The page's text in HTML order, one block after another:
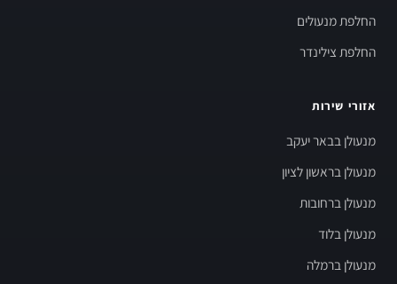
החלפת מנעולים
החלפת צילינדר
אזורי שירות
מנעולן בבאר יעקב
מנעולן בראשון לציון
מנעולן ברחובות
מנעולן בלוד
מנעולן ברמלה